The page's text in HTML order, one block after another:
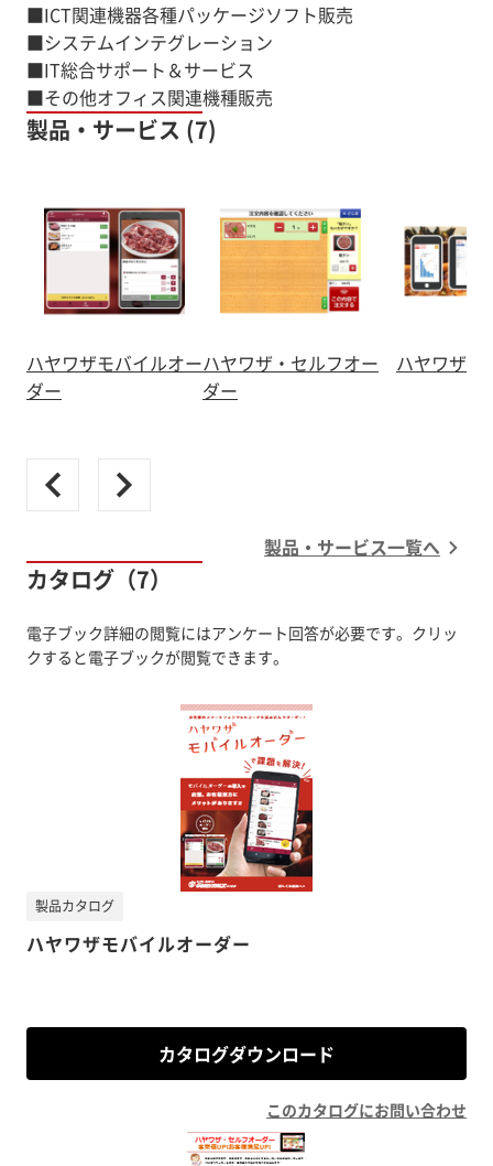
■ICT関連機器各種パッケージソフト販売
■システムインテグレーション
■IT総合サポート＆サービス
■その他オフィス関連機種販売
製品・サービス (7)
ハヤワザモバイルオー
ダー
ハヤワザ・セルフオー
ダー
ハヤワザク
製品・サービス一覧へ
カタログ（7）
電子ブック詳細の閲覧にはアンケート回答が必要です。クリッ
クすると電子ブックが閲覧できます。
ハヤワザモバイルオーダー
製品カタログ
カタログダウンロード
このカタログにお問い合わせ